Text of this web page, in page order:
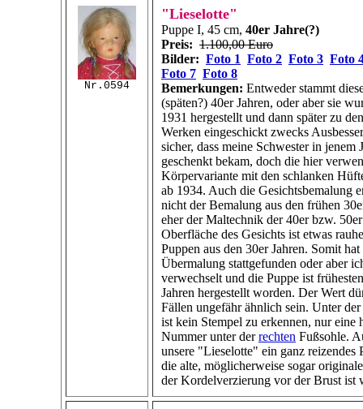
Nr.0594
"Lieselotte"
Puppe I, 45 cm, 40er Jahre(?)
Preis: 1.100,00 Euro
Bilder: Foto 1 Foto 2 Foto 3 Foto
Foto 7 Foto 8
Bemerkungen: Entweder stammt
(späten?) 40er Jahren, oder aber sie
1931 hergestellt und dann später zu
Werken eingeschickt zwecks
sicher, dass meine Schwester in jenem
geschenkt bekam, doch die hier
Körpervariante mit den schlanken
ab 1934. Auch die Gesichtsbemalung
nicht der Bemalung aus den frühen
eher der Maltechnik der 40er bzw.
Oberfläche des Gesichts ist etwas
Puppen aus den 30er Jahren. Somit
Übermalung stattgefunden oder aber
verwechselt und die Puppe ist
Jahren hergestellt worden. Der Wert
Fällen ungefähr ähnlich sein. Unter
ist kein Stempel zu erkennen, nur eine
Nummer unter derrechten Fußsohle.
unsere "Lieselotte" ein ganz reizendes
die alte, möglicherweise sogar
der Kordelverzierung vor der Brust ist